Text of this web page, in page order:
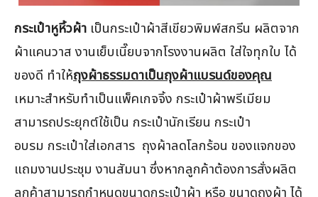
กระเป๋าหูหิ้วผ้า เป็นกระเป๋าผ้าสีเขียวพิมพ์สกรีน ผลิตจาก
ผ้าแคนวาส งานเย็บเนี๊ยบจากโรงงานผลิต ใส่ใจทุกใบ ได้
ของดี ทำให้ถุงผ้าธรรมดาเป็นถุงผ้าแบรนด์ของคุณ
เหมาะสำหรับทำเป็นแพ็คเกจจิ้ง กระเป๋าผ้าพรีเมียม
สามารถประยุกต์ใช้เป็น กระเป๋านักเรียน กระเป๋า
อบรม กระเป๋าใส่เอกสาร ถุงผ้าลดโลกร้อน ของแจกของ
แถมงานประชุม งานสัมนา ซึ่งหากลูกค้าต้องการสั่งผลิต
ลูกค้าสามารถกำหนดขนาดกระเป๋าผ้า หรือ ขนาดถุงผ้า ได้